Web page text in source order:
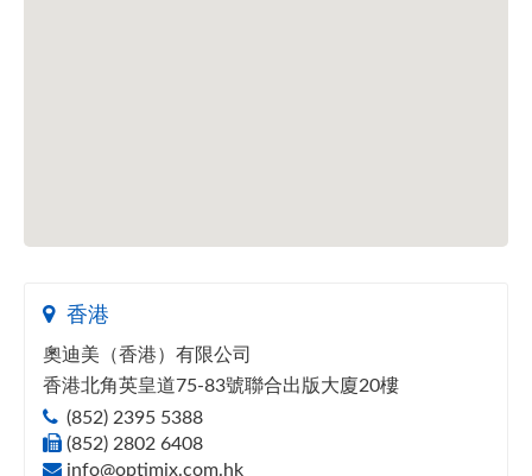
香港
奧迪美（香港）有限公司
香港北角英皇道75-83號聯合出版大廈20樓
(852) 2395 5388
(852) 2802 6408
info@optimix.com.hk